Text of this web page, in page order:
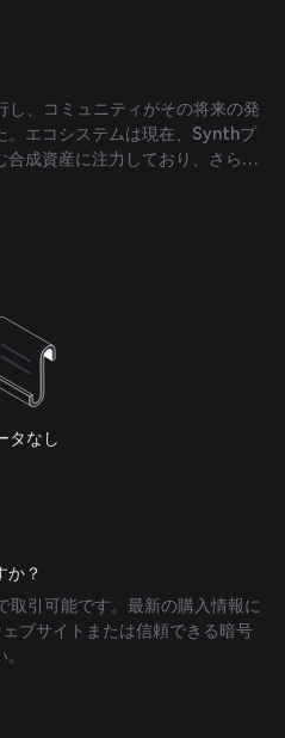
し、コミュニティがその将来の発
。エコシステムは現在、Synthプ
合成資産に注力しており、さらな
タなし
か？
取引可能です。最新の購入情報に
ブサイトまたは信頼できる暗号